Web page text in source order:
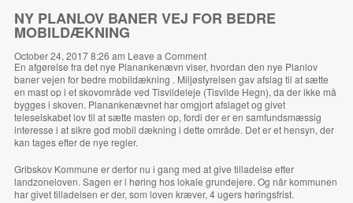
NY PLANLOV BANER VEJ FOR BEDRE
MOBILDÆKNING
October 24, 2017 8:26 am Leave a Comment
En afgørelse fra det nye Planankenævn viser, hvordan den nye Planlov
baner vejen for bedre mobildækning . Miljøstyrelsen gav afslag til at sætte
en mast op i et skovområde ved Tisvildeleje (Tisvilde Hegn), da der ikke må
bygges i skoven. Planankenævnet har omgjort afslaget og givet
teleselskabet lov til at sætte masten op, fordi der er en samfundsmæssig
interesse i at sikre god mobil dækning i dette område. Det er et hensyn, der
kan tages efter de nye regler.
Gribskov Kommune er derfor nu i gang med at give tilladelse efter
landzoneloven. Sagen er i høring hos lokale grundejere. Og når kommunen
har givet tilladelsen er der, som loven kræver, 4 ugers høringsfrist.